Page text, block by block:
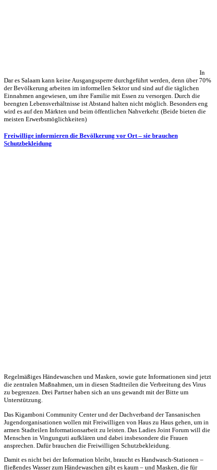
In
Dar es Salaam kann keine Ausgangssperre durch­geführt werden, denn über 70%
der Bevölkerung arbeiten im informellen Sektor und sind auf die täglichen
Einnahmen angewiesen, um ihre Familie mit Essen zu versorgen. Durch die
beengten Lebens­verhältnisse ist Abstand halten nicht möglich. Besonders eng
wird es auf den Märkten und beim öffentlichen Nahverkehr. (Beide bieten die
meisten Erwerbsmöglichkeiten)
Freiwillige informieren die Bevölkerung vor Ort – sie brauchen
Schutzbekleidung
Regelmäßiges Händewaschen und Masken, sowie gute Informationen sind jetzt
die zentralen Maßnahmen, um in diesen Stadtteilen die Verbreitung des Virus
zu begrenzen. Drei Partner haben sich an uns gewandt mit der Bitte um
Unterstützung.
Das Kigamboni Community Center und der Dachverband der Tansanischen
Jugendorganisationen wollen mit Freiwilligen von Haus zu Haus gehen, um in
armen Stadteilen Informationsarbeit zu leisten. Das Ladies Joint Forum will die
Menschen in Vingunguti aufklären und dabei insbesondere die Frauen
ansprechen. Dafür brauchen die Freiwilligen Schutzbekleidung.
Damit es nicht bei der Information bleibt, braucht es Handwasch-Stationen –
fließendes Wasser zum Händewaschen gibt es kaum – und Masken, die für